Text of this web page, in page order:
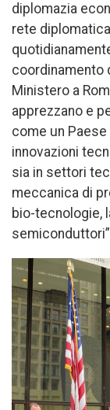
diplomazia
rete
coordinamento
Ministero a
apprezzano e
come un Paese
innovazioni
sia in settori
meccanica di
bio-tecnologie,